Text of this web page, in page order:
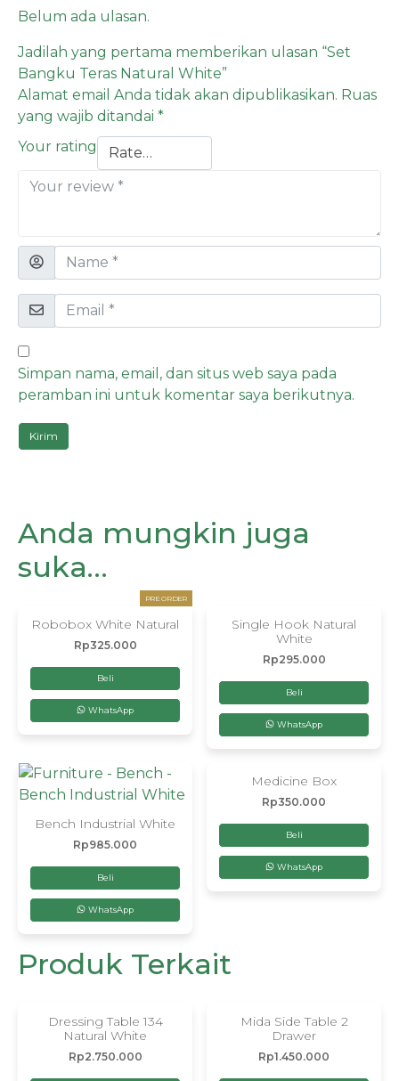
Belum ada ulasan.
Jadilah yang pertama memberikan ulasan “Set
Bangku Teras Natural White”
Alamat email Anda tidak akan dipublikasikan. Ruas
yang wajib ditandai *
Your rating
Simpan nama, email, dan situs web saya pada
peramban ini untuk komentar saya berikutnya.
Anda mungkin juga
suka…
PRE ORDER
Robobox White Natural
Rp325.000
Beli
WhatsApp
Single Hook Natural
White
Rp295.000
Beli
WhatsApp
Bench Industrial White
Rp985.000
Beli
WhatsApp
Medicine Box
Rp350.000
Beli
WhatsApp
Produk Terkait
Dressing Table 134
Natural White
Rp2.750.000
Mida Side Table 2
Drawer
Rp1.450.000